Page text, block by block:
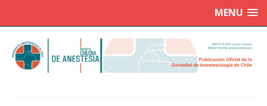
MENU